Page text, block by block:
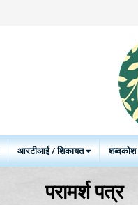
आरटीआई / शिकायत शब्दकोश
परामर्श पत्र